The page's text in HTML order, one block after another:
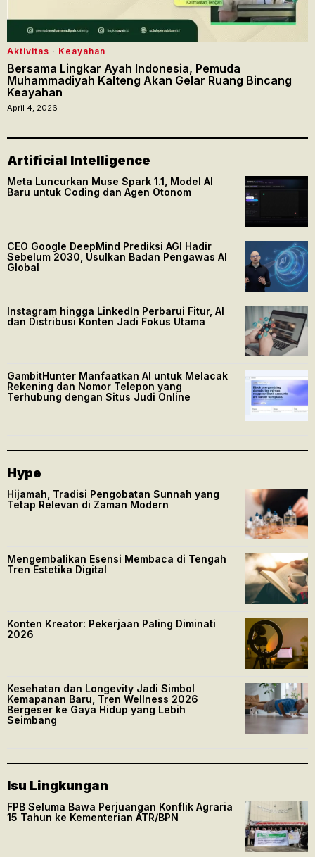
Aktivitas · Keayahan
Bersama Lingkar Ayah Indonesia, Pemuda
Muhammadiyah Kalteng Akan Gelar Ruang Bincang
Keayahan
April 4, 2026
Artificial Intelligence
Meta Luncurkan Muse Spark 1.1, Model AI
Baru untuk Coding dan Agen Otonom
CEO Google DeepMind Prediksi AGI Hadir
Sebelum 2030, Usulkan Badan Pengawas AI
Global
Instagram hingga LinkedIn Perbarui Fitur, AI
dan Distribusi Konten Jadi Fokus Utama
GambitHunter Manfaatkan AI untuk Melacak
Rekening dan Nomor Telepon yang
Terhubung dengan Situs Judi Online
Hype
Hijamah, Tradisi Pengobatan Sunnah yang
Tetap Relevan di Zaman Modern
Mengembalikan Esensi Membaca di Tengah
Tren Estetika Digital
Konten Kreator: Pekerjaan Paling Diminati
2026
Kesehatan dan Longevity Jadi Simbol
Kemapanan Baru, Tren Wellness 2026
Bergeser ke Gaya Hidup yang Lebih
Seimbang
Isu Lingkungan
FPB Seluma Bawa Perjuangan Konflik Agraria
15 Tahun ke Kementerian ATR/BPN